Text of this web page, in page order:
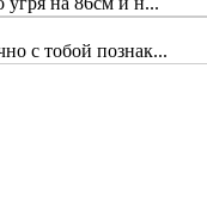
с тобой познак...